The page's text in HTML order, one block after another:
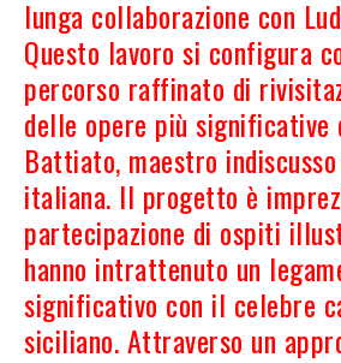
lunga collaborazione con
Questo lavoro si configura
percorso raffinato di
delle opere più significative
Battiato, maestro
italiana. Il progetto è
partecipazione di ospiti
hanno intrattenuto un
significativo con il celebre
siciliano. Attraverso un